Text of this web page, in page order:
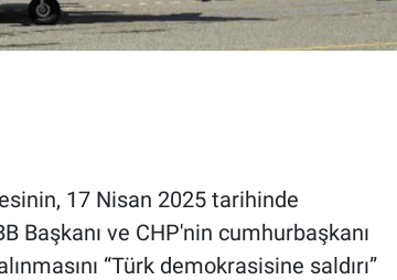
17 Nisan 2025 tarihinde
Başkanı ve CHP'nin cumhurbaşkanı
“Türk demokrasisine saldırı”